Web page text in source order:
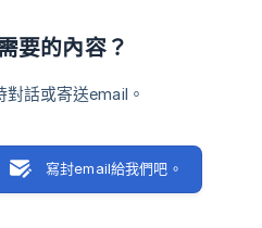
要的內容？
話或寄送email。
寫封email給我們吧。